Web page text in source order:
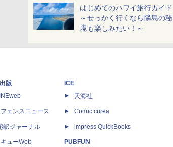
ホとマイナカードのみ
はじめてのハワイ旅行ガイド
～せっかく行くなら隣島の秘
境も楽しみたい！～
版
ェンスニュース
訳ジャーナル
ューWeb
ICE
天海社
Comic curea
impress QuickBooks
PUBFUN